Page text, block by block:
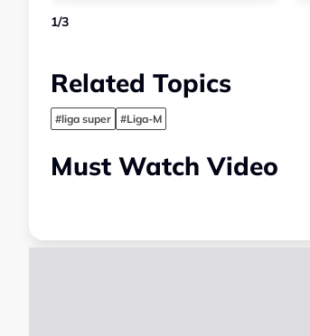
1/3
Related Topics
#liga super #Liga-M
Must Watch Video